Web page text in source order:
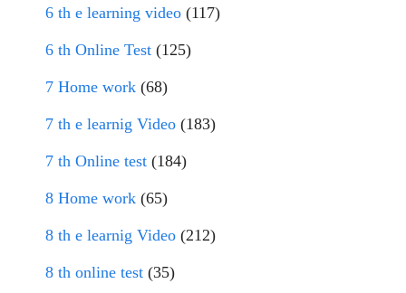
6 th e learning video (117)
6 th Online Test (125)
7 Home work (68)
7 th e learnig Video (183)
7 th Online test (184)
8 Home work (65)
8 th e learnig Video (212)
8 th online test (35)